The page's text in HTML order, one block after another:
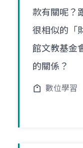
款有關呢？
很相似的「
館文教基金
的關係？
數位學習